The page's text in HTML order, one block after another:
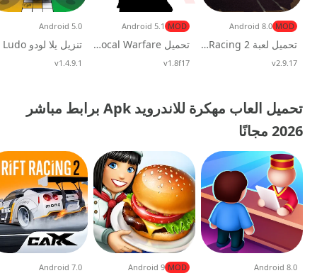
تحميل لعبة No Limit Drag Racing 2 مهكرة (أموال لا نهائية) مجانًا
MOD
Android 8.0
v2.9.17
تحميل Local Warfare مهكرة 2026 للاندرويد
MOD
Android 5.1
v1.8f17
Android 5.0
v1.4.9.1
تحميل العاب مهكرة للاندرويد Apk برابط مباشر
2026 مجانًا
Android 8.0
MOD
Android 9
Android 7.0